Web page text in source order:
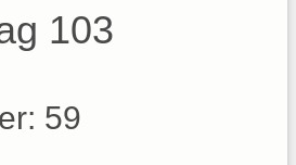
103
59